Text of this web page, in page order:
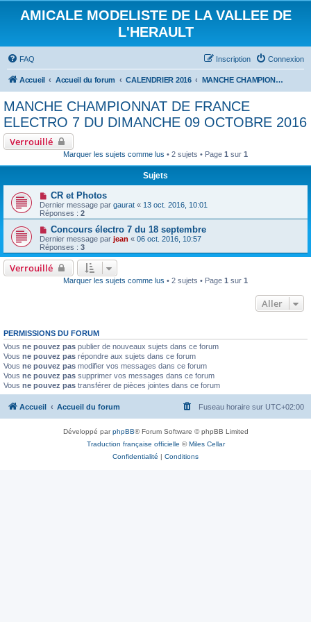
AMICALE MODELISTE DE LA VALLEE DE
L'HERAULT
FAQ Connexion
Inscription
Accueil Accueil du forum CALENDRIER 2016 MANCHE CHAMPIONNAT DE FRANCE ELECTRO 7 DU DIMANCHE 09 OCTOBRE 2016
MANCHE CHAMPIONNAT DE FRANCE
ELECTRO 7 DU DIMANCHE 09 OCTOBRE 2016
Verrouillé
Marquer les sujets comme lus • 2 sujets • Page 1 sur 1
Sujets
CR et Photos
Dernier message par gaurat « 13 oct. 2016, 10:01
Réponses : 2
Concours électro 7 du 18 septembre
Dernier message par jean « 06 oct. 2016, 10:57
Réponses : 3
Verrouillé
Marquer les sujets comme lus • 2 sujets • Page 1 sur 1
Aller
PERMISSIONS DU FORUM
Vous ne pouvez pas publier de nouveaux sujets dans ce forum
Vous ne pouvez pas répondre aux sujets dans ce forum
Vous ne pouvez pas modifier vos messages dans ce forum
Vous ne pouvez pas supprimer vos messages dans ce forum
Vous ne pouvez pas transférer de pièces jointes dans ce forum
Accueil Accueil du forum Fuseau horaire sur UTC+02:00
Développé parphpBB® Forum Software © phpBB Limited
Traduction française officielle ©Miles Cellar
Confidentialité | Conditions